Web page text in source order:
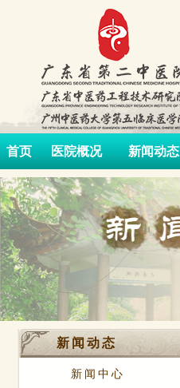
首页 医院概况 新闻动态
新闻动态
新闻中心